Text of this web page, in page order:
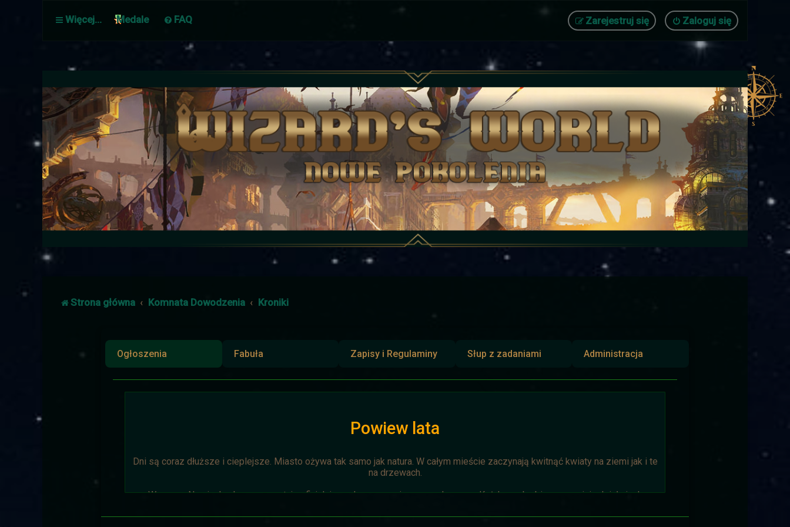
Więcej… Medale FAQ Zaloguj się
Zarejestruj się
Strona główna Komnata Dowodzenia Kroniki
Ogłoszenia Fabuła Zapisy i Regulaminy Słup z zadaniami Administracja
Powiew lata
Dni są coraz dłuższe i cieplejsze. Miasto ożywa tak samo jak natura. W całym mieście zaczynają kwitnąć kwiaty na ziemi jak i te
na drzewach.
Wyprawa Na piaskach czasu zostaje oficjalnie anulowana z winy prowadzącego. Każda osoba biorąca w niej udział niech